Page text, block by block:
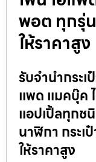
พอต ทุกรุ่
ให้ราคาสูง
รับจำนำกระเ
แพด แมคบุ๊ค
แอปเปิ้ลทุกช
นาฬิกา กระเ
ให้ราคาสูง